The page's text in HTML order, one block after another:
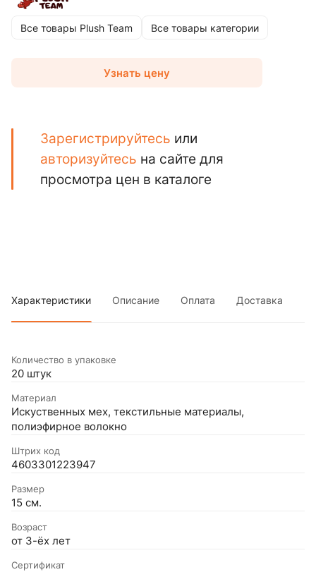
Все товары Plush Team Все товары категории
Узнать цену
Зарегистрируйтесь или
авторизуйтесь на сайте для
просмотра цен в каталоге
Характеристики Описание Оплата Доставка
Количество в упаковке
20 штук
Материал
Искуственных мех, текстильные материалы,
полиэфирное волокно
Штрих код
4603301223947
Размер
15 см.
Возраст
от 3-ёх лет
Сертификат